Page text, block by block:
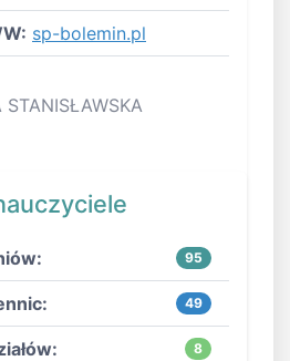
sp-bolemin.pl
STANISŁAWSKA
95
49
8